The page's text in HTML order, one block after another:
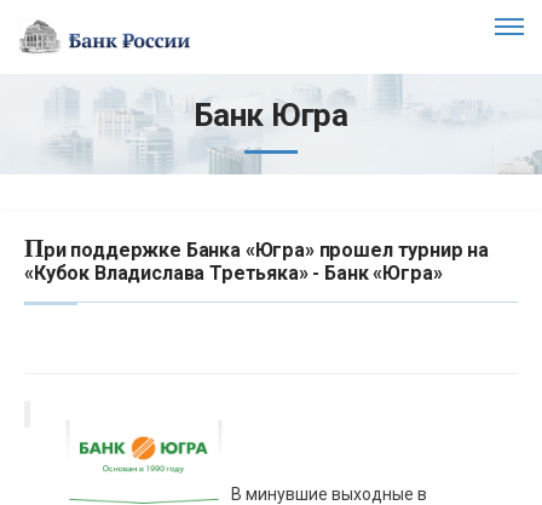
Банк Югра
При поддержке Банка «Югра» прошел турнир на
«Кубок Владислава Третьяка» - Банк «Югра»
В минувшие выходные в